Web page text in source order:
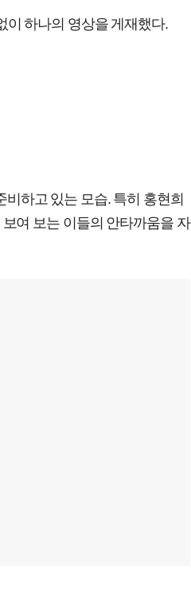
이 하나의 영상을 게재했다.
하고 있는 모습. 특히 홍현희
여 보는 이들의 안타까움을 자